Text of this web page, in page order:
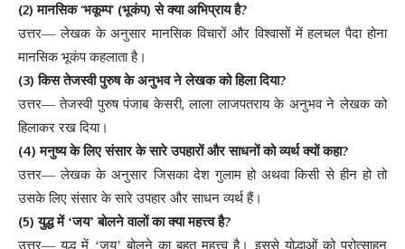
(2)मानसिक ‘भकूम्प‘ (भूकंप)से क्या अभिप्राय है?
उत्तर— लेखक के अनुसार मानसिक विचारों और विश्वासों में हलचल पैदा होना
मानसिक भूकंप कहलाता है।
(3)किस तेजस्वी पुरुष के अनुभव ने लेखक को हिला दिया?
उत्तर— तेजस्वी पुरुष पंजाब केसरी,लाला लाजपतराय के अनुभव ने लेखक को
हिलाकर रख दिया।
(4)मनुष्य के लिए संसार के सारे उपहारों और साधनों को व्यर्थ क्यों कहा?
उत्तर— लेखक के अनुसार जिसका देश गुलाम हो अथवा किसी से हीन हो तो
उसके लिए संसार के सारे उपहार और साधन व्यर्थ हैं।
(5)युद्ध में ‘जय’ बोलने वालों का क्या महत्त्व है?
उत्तर— युद्ध में ‘जय’ बोलने का बहुत महत्त्व है। इससे योद्धाओं को प्रोत्साहन